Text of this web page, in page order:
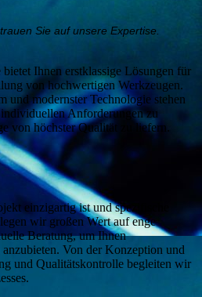
Sie auf unsere Expertise.
Ihnen erstklassige Lösungen für
von hochwertigen Werkzeugen.
und modernster Technologie stehen
Anforderungen zu
von höchster Qualität zu liefern.
einzigartig ist und spezifische
wir großen Wert auf enge
Beratung, um Ihnen
Von der Konzeption und
und Qualitätskontrolle begleiten wir